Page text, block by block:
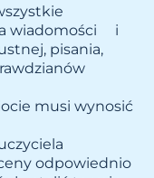
wiadomości i
pisania,
musi wynosić
odpowiednio